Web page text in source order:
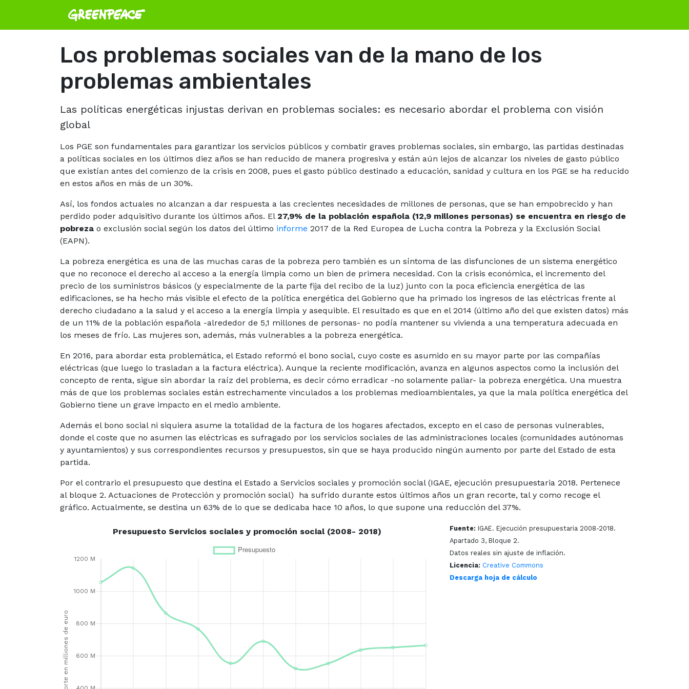
Los problemas sociales van de la mano de los
problemas ambientales
Las políticas energéticas injustas derivan en problemas sociales: es necesario abordar el problema con visión
global
Los PGE son fundamentales para garantizar los servicios públicos y combatir graves problemas sociales, sin embargo, las partidas destinadas
a políticas sociales en los últimos diez años se han reducido de manera progresiva y están aún lejos de alcanzar los niveles de gasto público
que existían antes del comienzo de la crisis en 2008, pues el gasto público destinado a educación, sanidad y cultura en los PGE se ha reducido
en estos años en más de un 30%.
Así, los fondos actuales no alcanzan a dar respuesta a las crecientes necesidades de millones de personas, que se han empobrecido y han
perdido poder adquisitivo durante los últimos años. El 27,9% de la población española (12,9 millones personas) se encuentra en riesgo de
pobreza o exclusión social según los datos del último informe 2017 de la Red Europea de Lucha contra la Pobreza y la Exclusión Social
(EAPN).
La pobreza energética es una de las muchas caras de la pobreza pero también es un síntoma de las disfunciones de un sistema energético
que no reconoce el derecho al acceso a la energía limpia como un bien de primera necesidad. Con la crisis económica, el incremento del
precio de los suministros básicos (y especialmente de la parte fija del recibo de la luz) junto con la poca eficiencia energética de las
edificaciones, se ha hecho más visible el efecto de la política energética del Gobierno que ha primado los ingresos de las eléctricas frente al
derecho ciudadano a la salud y el acceso a la energía limpia y asequible. El resultado es que en el 2014 (último año del que existen datos) más
de un 11% de la población española -alrededor de 5,1 millones de personas- no podía mantener su vivienda a una temperatura adecuada en
los meses de frío. Las mujeres son, además, más vulnerables a la pobreza energética.
En 2016, para abordar esta problemática, el Estado reformó el bono social, cuyo coste es asumido en su mayor parte por las compañías
eléctricas (que luego lo trasladan a la factura eléctrica). Aunque la reciente modificación, avanza en algunos aspectos como la inclusión del
concepto de renta, sigue sin abordar la raíz del problema, es decir cómo erradicar -no solamente paliar- la pobreza energética. Una muestra
más de que los problemas sociales están estrechamente vinculados a los problemas medioambientales, ya que la mala política energética del
Gobierno tiene un grave impacto en el medio ambiente.
Además el bono social ni siquiera asume la totalidad de la factura de los hogares afectados, excepto en el caso de personas vulnerables,
donde el coste que no asumen las eléctricas es sufragado por los servicios sociales de las administraciones locales (comunidades autónomas
y ayuntamientos) y sus correspondientes recursos y presupuestos, sin que se haya producido ningún aumento por parte del Estado de esta
partida.
Por el contrario el presupuesto que destina el Estado a Servicios sociales y promoción social (IGAE, ejecución presupuestaria 2018. Pertenece
al bloque 2. Actuaciones de Protección y promoción social) ha sufrido durante estos últimos años un gran recorte, tal y como recoge el
gráfico. Actualmente, se destina un 63% de lo que se dedicaba hace 10 años, lo que supone una reducción del 37%.
Fuente: IGAE. Ejecución presupuestaria 2008-2018.
Apartado 3, Bloque 2.
Datos reales sin ajuste de inflación.
Licencia: Creative Commons
Descarga hoja de cálculo